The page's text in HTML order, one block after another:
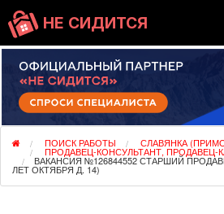
НЕ СИДИТСЯ
ПОИСК РАБОТЫ СЛАВЯНКА
ПРОДАВЕЦ-КОНСУЛЬТАНТ, ПРОДАВЕЦ-
ВАКАНСИЯ №126844552 СТАРШИЙ
ЛЕТ ОКТЯБРЯ Д. 14)